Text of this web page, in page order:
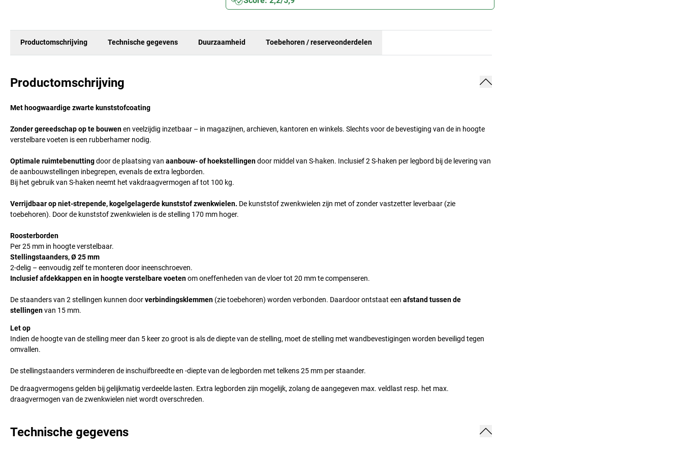
Productomschrijving Technische gegevens Duurzaamheid Toebehoren / reserveonderdelen
Productomschrijving
Met hoogwaardige zwarte kunststofcoating
Zonder gereedschap op te bouwenen veelzijdig inzetbaar – in magazijnen, archieven, kantoren en winkels. Slechts voor de bevestiging van de in hoogte
verstelbare voeten is een rubberhamer nodig.
Optimale ruimtebenuttingdoor de plaatsing van aanbouw- of hoekstellingendoor middel van S-haken. Inclusief 2 S-haken per legbord bij de levering van
de aanbouwstellingen inbegrepen, evenals de extra legborden.
Bij het gebruik van S-haken neemt het vakdraagvermogen af tot 100 kg.
Verrijdbaar op niet-strepende, kogelgelagerde kunststof zwenkwielen. De kunststof zwenkwielen zijn met of zonder vastzetter leverbaar (zie
toebehoren). Door de kunststof zwenkwielen is de stelling 170 mm hoger.
Roosterborden
Per 25 mm in hoogte verstelbaar.
Stellingstaanders, Ø 25 mm
2-delig – eenvoudig zelf te monteren door ineenschroeven.
Inclusief afdekkappen en in hoogte verstelbare voetenom oneffenheden van de vloer tot 20 mm te compenseren.
De staanders van 2 stellingen kunnen doorverbindingsklemmen (zie toebehoren) worden verbonden. Daardoor ontstaat een afstand tussen de
stellingenvan 15 mm.
Let op
Indien de hoogte van de stelling meer dan 5 keer zo groot is als de diepte van de stelling, moet de stelling met wandbevestigingen worden beveiligd tegen
omvallen.
De stellingstaanders verminderen de inschuifbreedte en -diepte van de legborden met telkens 25 mm per staander.
De draagvermogens gelden bij gelijkmatig verdeelde lasten. Extra legborden zijn mogelijk, zolang de aangegeven max. veldlast resp. het max.
draagvermogen van de zwenkwielen niet wordt overschreden.
Technische gegevens